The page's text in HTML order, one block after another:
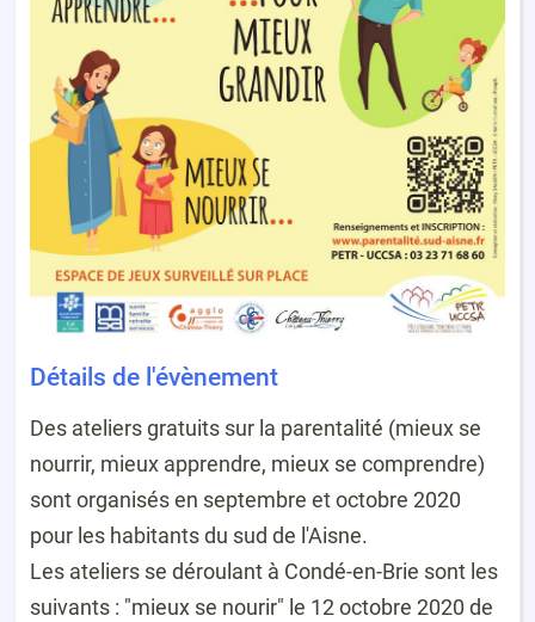
Détails de l'évènement
Des ateliers gratuits sur la parentalité (mieux se
nourrir, mieux apprendre, mieux se comprendre)
sont organisés en septembre et octobre 2020
pour les habitants du sud de l'Aisne.
Les ateliers se déroulant à Condé-en-Brie sont les
suivants : "mieux se nourir" le 12 octobre 2020 de